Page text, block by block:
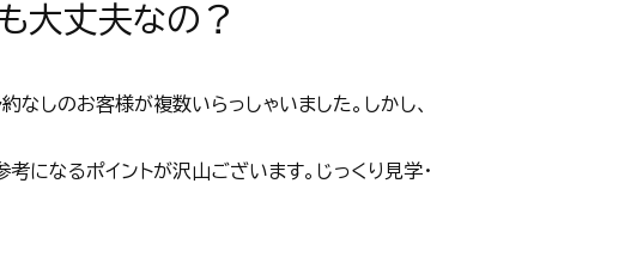
大丈夫なの？
なしのお客様が複数いらっしゃいました。しかし、
になるポイントが沢山ございます。じっくり見学・